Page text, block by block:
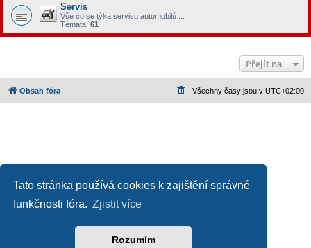
Tato stránka používá cookies k zajištění správné
funkčnosti fóra. Zjistit více
Rozumím
Servis
Vše co se týka servisu automobilů ...
Témata: 61
Přejít na
Obsah fóra Všechny časy jsou v UTC+02:00
Založeno naphpBB® Forum Software © phpBB Limited
Podmínky pro užívání